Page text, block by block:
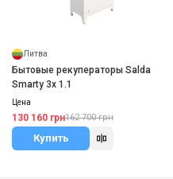
Литва
Бытовые рекуператоры Salda
Smarty 3x 1.1
Цена
130 160 грн162 700 грн
Купить